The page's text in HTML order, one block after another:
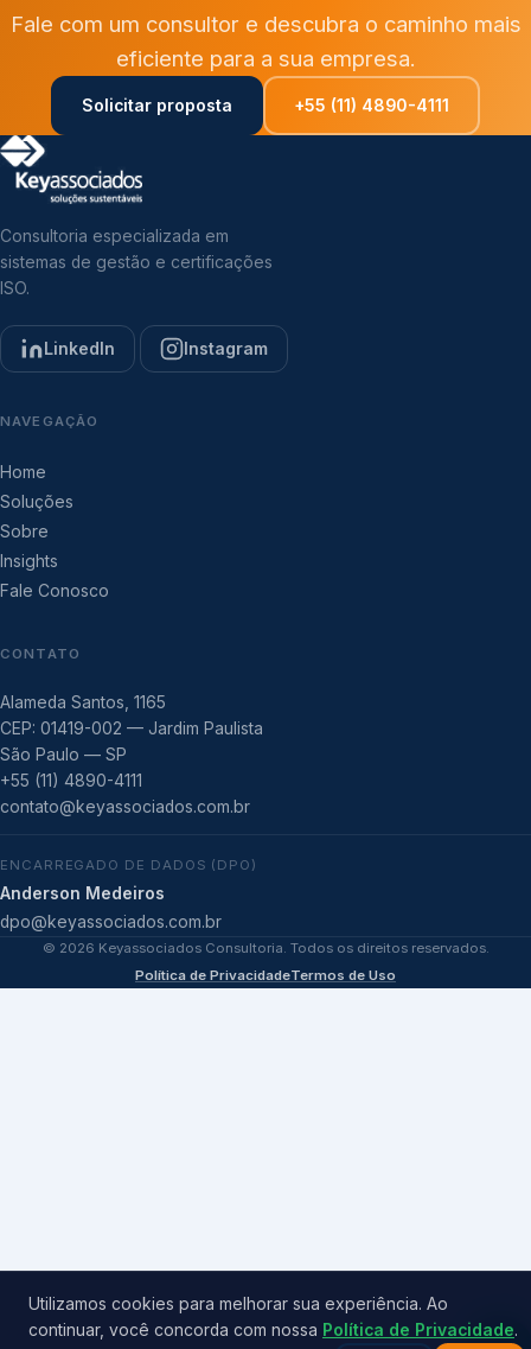
Fale com um consultor e descubra o caminho mais
eficiente para a sua empresa.
Solicitar proposta +55 (11) 4890-4111
Consultoria especializada em
sistemas de gestão e certificações
ISO.
LinkedIn Instagram
NAVEGAÇÃO
Home
Soluções
Sobre
Insights
Fale Conosco
CONTATO
Alameda Santos, 1165
CEP: 01419-002 — Jardim Paulista
São Paulo — SP
+55 (11) 4890-4111
contato@keyassociados.com.br
ENCARREGADO DE DADOS (DPO)
Anderson Medeiros
dpo@keyassociados.com.br
© 2026 Keyassociados Consultoria. Todos os direitos reservados.
Política de PrivacidadeTermos de Uso
Utilizamos cookies para melhorar sua experiência. Ao
continuar, você concorda com nossa Política de Privacidade.